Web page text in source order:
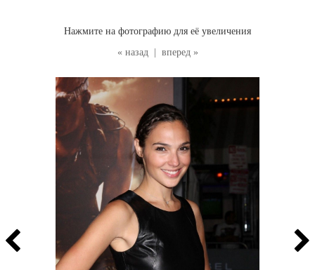
« назад вперед »
Нажмите на фотографию для её увеличения